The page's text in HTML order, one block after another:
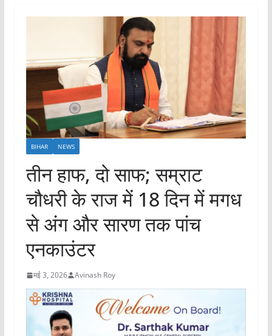
BIHAR NEWS
तीन हाफ, दो साफ; सम्राट
चौधरी के राज में 18 दिन में मगध
से अंग और सारण तक पांच
एनकाउंटर
मई 3, 2026 Avinash Roy